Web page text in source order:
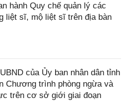
hành Quy chế quản lý các
liệt sĩ, mộ liệt sĩ trên địa bàn
của Ủy ban nhân dân tỉnh
Chương trình phòng ngừa và
trên cơ sở giới giai đoạn